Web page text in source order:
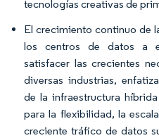
tecnologías creativas de
El crecimiento continuo de
los centros de datos a
satisfacer las crecientes
diversas industrias,
de la infraestructura
para la flexibilidad, la
creciente tráfico de datos